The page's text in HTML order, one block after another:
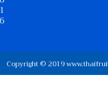
1
6
Copyright © 2019